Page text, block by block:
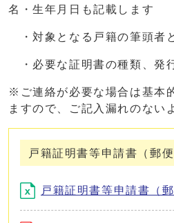
名・生年月日も記載します
・対象となる戸籍の筆頭者
・必要な証明書の種類、発
※ご連絡が必要な場合は基本
ますので、ご記入漏れのない
戸籍証明書等申請書（郵便
戸籍証明書等申請書（